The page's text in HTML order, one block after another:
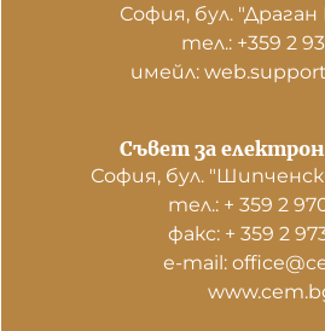
София, бул.
тел.: +359 2 93
имейл:
Съвет за
София, бул.
тел.: + 359 2
факс: + 359 2
е-mail: